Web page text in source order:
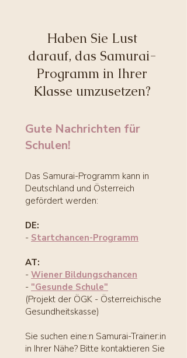
Haben Sie Lust
darauf, das Samurai-
Programm in Ihrer
Klasse umzusetzen?
Gute Nachrichten für
Schulen!
Das Samurai-Programm kann in
Deutschland und Österreich
gefördert werden:
DE:
- Startchancen-Programm
AT:
- Wiener Bildungschancen
- "Gesunde Schule"
(Projekt der ÖGK - Österreichische
Gesundheitskasse)
Sie suchen eine:n Samurai-Trainer:in
in Ihrer Nähe? Bitte kontaktieren Sie